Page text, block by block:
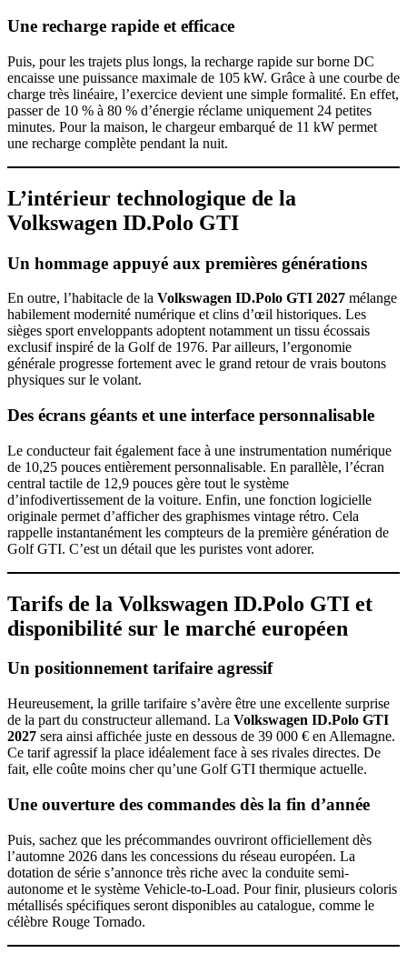
Une recharge rapide et efficace
Puis, pour les trajets plus longs, la recharge rapide sur borne DC
encaisse une puissance maximale de 105 kW. Grâce à une courbe de
charge très linéaire, l’exercice devient une simple formalité. En effet,
passer de 10 % à 80 % d’énergie réclame uniquement 24 petites
minutes. Pour la maison, le chargeur embarqué de 11 kW permet
une recharge complète pendant la nuit.
L’intérieur technologique de la
Volkswagen ID.Polo GTI
Un hommage appuyé aux premières générations
En outre, l’habitacle de la Volkswagen ID.Polo GTI 2027 mélange
habilement modernité numérique et clins d’œil historiques. Les
sièges sport enveloppants adoptent notamment un tissu écossais
exclusif inspiré de la Golf de 1976. Par ailleurs, l’ergonomie
générale progresse fortement avec le grand retour de vrais boutons
physiques sur le volant.
Des écrans géants et une interface personnalisable
Le conducteur fait également face à une instrumentation numérique
de 10,25 pouces entièrement personnalisable. En parallèle, l’écran
central tactile de 12,9 pouces gère tout le système
d’infodivertissement de la voiture. Enfin, une fonction logicielle
originale permet d’afficher des graphismes vintage rétro. Cela
rappelle instantanément les compteurs de la première génération de
Golf GTI. C’est un détail que les puristes vont adorer.
Tarifs de la Volkswagen ID.Polo GTI et
disponibilité sur le marché européen
Un positionnement tarifaire agressif
Heureusement, la grille tarifaire s’avère être une excellente surprise
de la part du constructeur allemand. La Volkswagen ID.Polo GTI
2027 sera ainsi affichée juste en dessous de 39 000 € en Allemagne.
Ce tarif agressif la place idéalement face à ses rivales directes. De
fait, elle coûte moins cher qu’une Golf GTI thermique actuelle.
Une ouverture des commandes dès la fin d’année
Puis, sachez que les précommandes ouvriront officiellement dès
l’automne 2026 dans les concessions du réseau européen. La
dotation de série s’annonce très riche avec la conduite semi-
autonome et le système Vehicle-to-Load. Pour finir, plusieurs coloris
métallisés spécifiques seront disponibles au catalogue, comme le
célèbre Rouge Tornado.